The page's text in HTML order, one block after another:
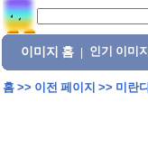
이미지 홈 인기 이미지
홈>> 이전 페이지 >> 미란